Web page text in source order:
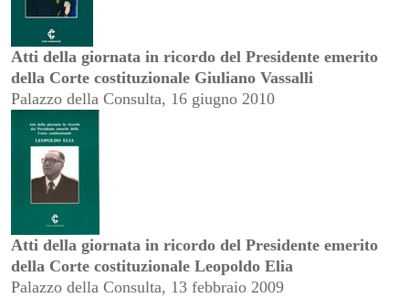
Atti della giornata in ricordo del Presidente emerito
della Corte costituzionale Giuliano Vassalli
Palazzo della Consulta, 16 giugno 2010
Atti della giornata in ricordo del Presidente emerito
della Corte costituzionale Leopoldo Elia
Palazzo della Consulta, 13 febbraio 2009